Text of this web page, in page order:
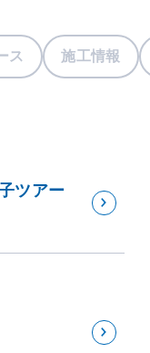
ス 施工情報
ツアー